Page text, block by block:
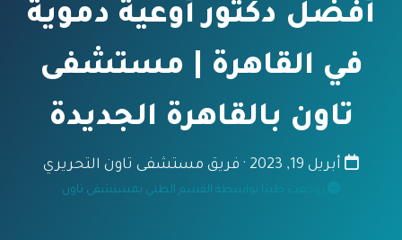
أفضل دكتور أوعية دموية
في القاهرة | مستشفى
تاون بالقاهرة الجديدة
أبريل 19, 2023 · فريق مستشفى تاون التحريري
روجعت طبيًا بواسطة القسم الطبي بمستشفى تاون